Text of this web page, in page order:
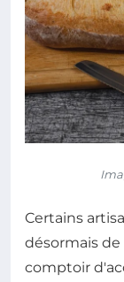
Certains
désormais
comptoir